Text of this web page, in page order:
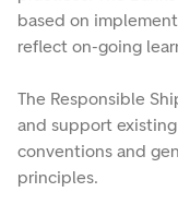
based on
reflect on-going
The Responsible
and support
conventions and
principles.